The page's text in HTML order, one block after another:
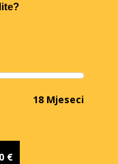
18 Mjeseci
€